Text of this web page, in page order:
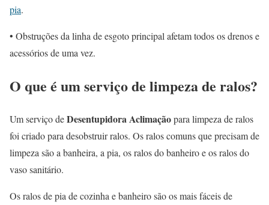
pia.
• Obstruções da linha de esgoto principal afetam todos os drenos e
acessórios de uma vez.
O que é um serviço de limpeza de ralos?
Um serviço deDesentupidora Aclimaçãopara limpeza de ralos
foi criado para desobstruir ralos. Os ralos comuns que precisam de
limpeza são a banheira, a pia, os ralos do banheiro e os ralos do
vaso sanitário.
Os ralos de pia de cozinha e banheiro são os mais fáceis de